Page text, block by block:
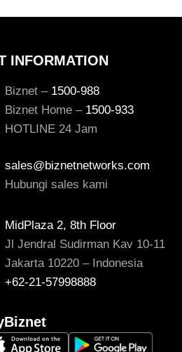
INFORMATION
Biznet – 1500-988
Biznet Home – 1500-933
HOTLINE 24 Jam
sales@biznetnetworks.com
Hubungi sales kami
MidPlaza 2, 8th Floor
Jl Jendral Sudirman Kav 10-11
Jakarta 10220 – Indonesia
+62-21-57998888